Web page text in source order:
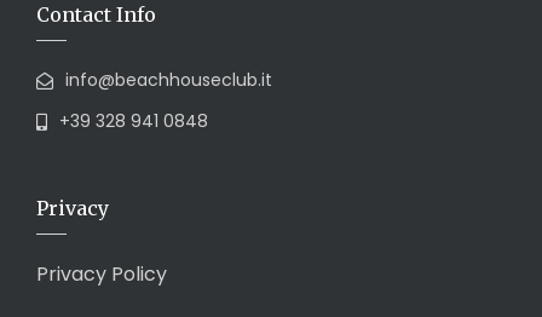
Contact Info
info@beachhouseclub.it
+39 328 941 0848
Privacy
Privacy Policy